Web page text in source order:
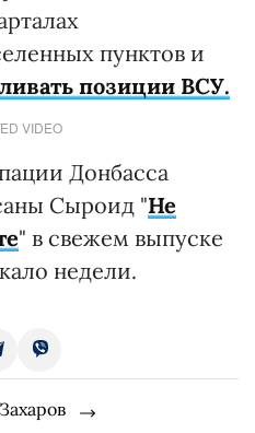
пунктов и
позиции ВСУ.
VIDEO
Донбасса
Сыроид "Не
" в свежем выпуске
недели.